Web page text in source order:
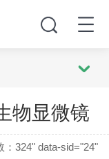
物显微镜
：324" data-sid="24"